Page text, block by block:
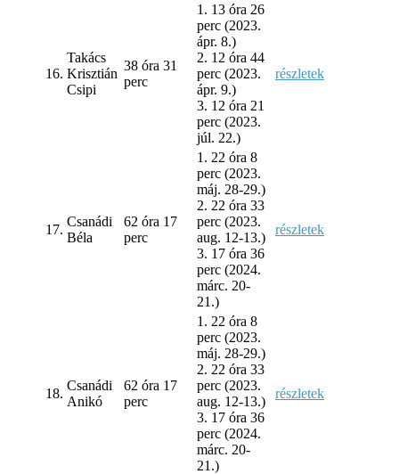
16.
Takács
Krisztián
Csipi
38 óra 31
perc
1. 13 óra 26
perc (2023.
ápr. 8.)
2. 12 óra 44
perc (2023.
ápr. 9.)
3. 12 óra 21
perc (2023.
júl. 22.)
részletek
17.
Csanádi
Béla
62 óra 17
perc
1. 22 óra 8
perc (2023.
máj. 28-29.)
2. 22 óra 33
perc (2023.
aug. 12-13.)
3. 17 óra 36
perc (2024.
márc. 20-
21.)
részletek
18.
Csanádi
Anikó
62 óra 17
perc
1. 22 óra 8
perc (2023.
máj. 28-29.)
2. 22 óra 33
perc (2023.
aug. 12-13.)
3. 17 óra 36
perc (2024.
márc. 20-
21.)
részletek